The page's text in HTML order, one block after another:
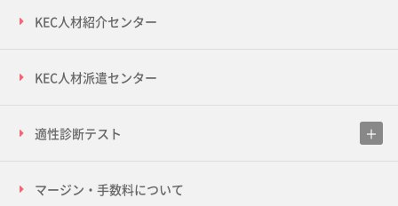
KEC人材紹介センター
KEC人材派遣センター
適性診断テスト
マージン・手数料について